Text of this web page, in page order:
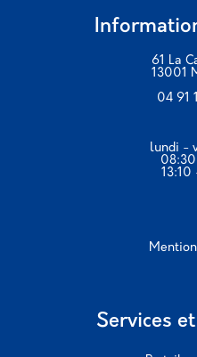
61 La
13001
04 91
lundi -
08:30
13:10
Services